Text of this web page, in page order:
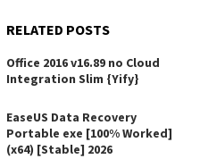
RELATED POSTS
Office 2016 v16.89 no Cloud
Integration Slim {Yify}
EaseUS Data Recovery
Portable exe [100% Worked]
(x64) [Stable] 2026